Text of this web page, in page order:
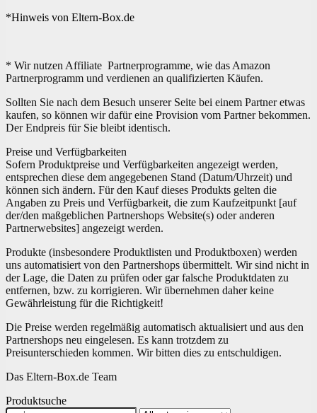
*Hinweis von Eltern-Box.de
* Wir nutzen Affiliate Partnerprogramme, wie das Amazon
Partnerprogramm und verdienen an qualifizierten Käufen.
Sollten Sie nach dem Besuch unserer Seite bei einem Partner etwas
kaufen, so können wir dafür eine Provision vom Partner bekommen.
Der Endpreis für Sie bleibt identisch.
Preise und Verfügbarkeiten
Sofern Produktpreise und Verfügbarkeiten angezeigt werden,
entsprechen diese dem angegebenen Stand (Datum/Uhrzeit) und
können sich ändern. Für den Kauf dieses Produkts gelten die
Angaben zu Preis und Verfügbarkeit, die zum Kaufzeitpunkt [auf
der/den maßgeblichen Partnershops Website(s) oder anderen
Partnerwebsites] angezeigt werden.
Produkte (insbesondere Produktlisten und Produktboxen) werden
uns automatisiert von den Partnershops übermittelt. Wir sind nicht in
der Lage, die Daten zu prüfen oder gar falsche Produktdaten zu
entfernen, bzw. zu korrigieren. Wir übernehmen daher keine
Gewährleistung für die Richtigkeit!
Die Preise werden regelmäßig automatisch aktualisiert und aus den
Partnershops neu eingelesen. Es kann trotzdem zu
Preisunterschieden kommen. Wir bitten dies zu entschuldigen.
Das Eltern-Box.de Team
Produktsuche